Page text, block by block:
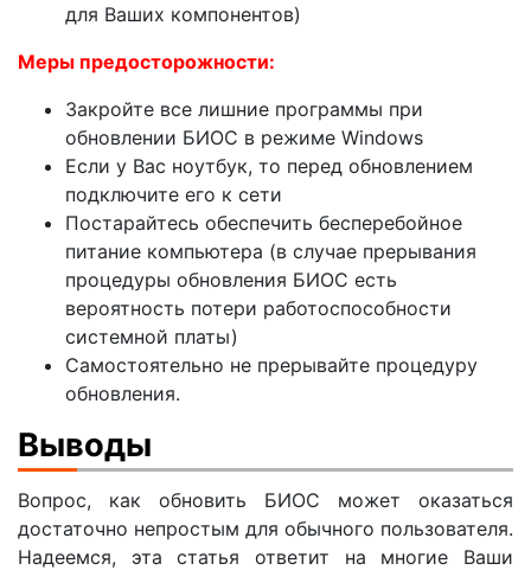
для Ваших компонентов)
Меры предосторожности:
Закройте все лишние программы при
обновлении БИОС в режиме Windows
Если у Вас ноутбук, то перед обновлением
подключите его к сети
Постарайтесь обеспечить бесперебойное
питание компьютера (в случае прерывания
процедуры обновления БИОС есть
вероятность потери работоспособности
системной платы)
Самостоятельно не прерывайте процедуру
обновления.
Выводы
Вопрос, как обновить БИОС может оказаться
достаточно непростым для обычного пользователя.
Надеемся, эта статья ответит на многие Ваши